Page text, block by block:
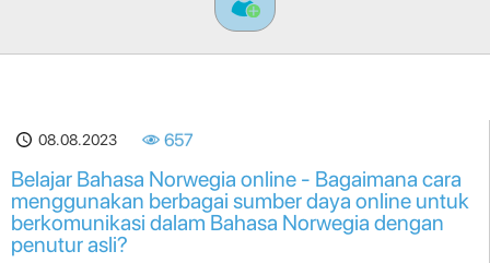
08.08.2023 657
Belajar Bahasa Norwegia online - Bagaimana cara
menggunakan berbagai sumber daya online untuk
berkomunikasi dalam Bahasa Norwegia dengan
penutur asli?